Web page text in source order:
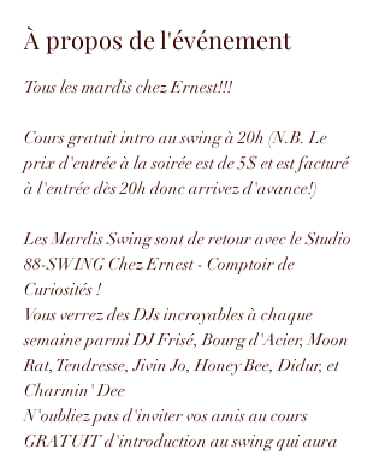
À propos de l'événement
Tous les mardis chez Ernest!!!
Cours gratuit intro au swing à 20h (N.B. Le
prix d'entrée à la soirée est de 5$ et est facturé
à l'entrée dès 20h donc arrivez d'avance!)
Les Mardis Swing sont de retour avec le Studio
88-SWING Chez Ernest - Comptoir de
Curiosités !
Vous verrez des DJs incroyables à chaque
semaine parmi DJ Frisé, Bourg d'Acier, Moon
Rat, Tendresse, Jivin Jo, Honey Bee, Didur, et
Charmin' Dee
N'oubliez pas d'inviter vos amis au cours
GRATUIT d'introduction au swing qui aura